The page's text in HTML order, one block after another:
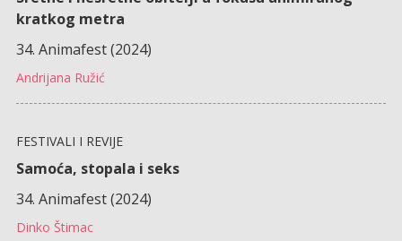
kratkog metra
34. Animafest (2024)
Andrijana Ružić
FESTIVALI I REVIJE
Samoća, stopala i seks
34. Animafest (2024)
Dinko Štimac